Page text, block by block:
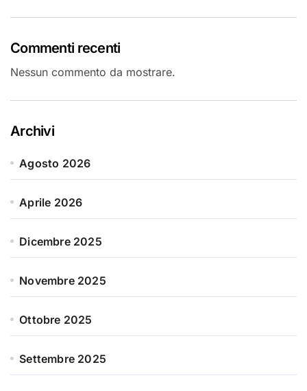
Commenti recenti
Nessun commento da mostrare.
Archivi
Agosto 2026
Aprile 2026
Dicembre 2025
Novembre 2025
Ottobre 2025
Settembre 2025